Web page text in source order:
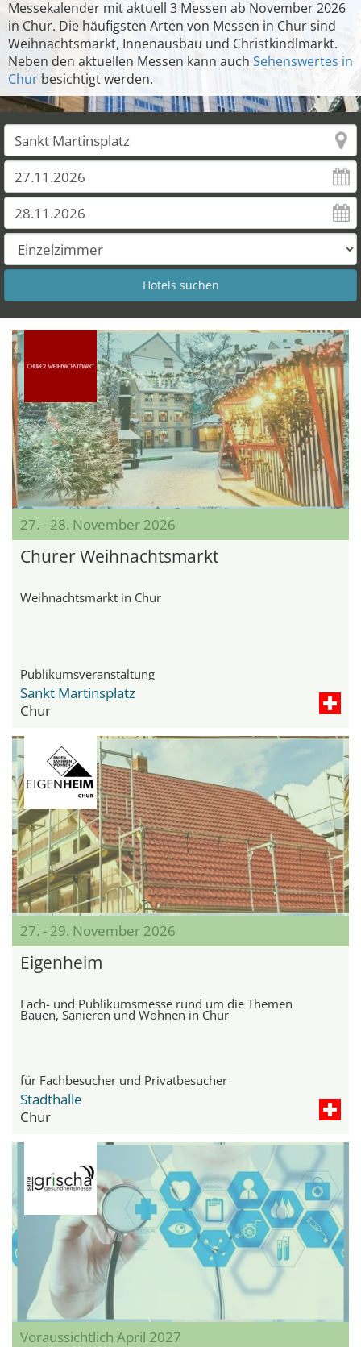
Messekalender mit aktuell 3 Messen ab November 2026
in Chur. Die häufigsten Arten von Messen in Chur sind
Weihnachtsmarkt, Innenausbau und Christkindlmarkt.
Neben den aktuellen Messen kann auch Sehenswertes in
Chur besichtigt werden.
27. - 28. November 2026
Churer Weihnachtsmarkt
Weihnachtsmarkt in Chur
Publikumsveranstaltung
Sankt Martinsplatz
Chur
27. - 29. November 2026
Eigenheim
Fach- und Publikumsmesse rund um die Themen
Bauen, Sanieren und Wohnen in Chur
für Fachbesucher und Privatbesucher
Stadthalle
Chur
Voraussichtlich April 2027